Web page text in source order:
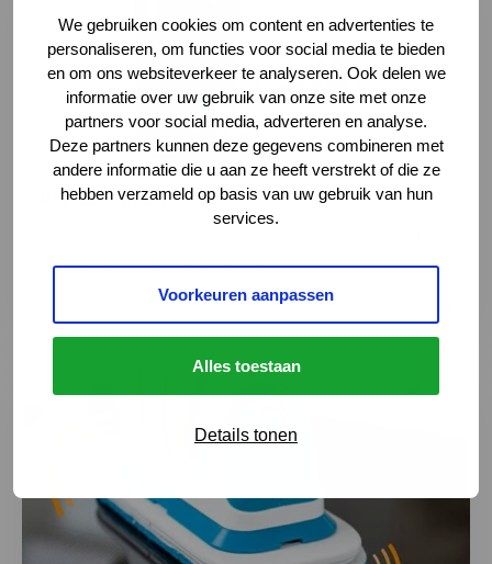
We gebruiken cookies om content en advertenties te
personaliseren, om functies voor social media te bieden
en om ons websiteverkeer te analyseren. Ook delen we
informatie over uw gebruik van onze site met onze
partners voor social media, adverteren en analyse.
Deze partners kunnen deze gegevens combineren met
andere informatie die u aan ze heeft verstrekt of die ze
hebben verzameld op basis van uw gebruik van hun
services.
Voorkeuren aanpassen
Alles toestaan
Details tonen
Voerautomaat
hiermee een stuk makkelijker.
Lees meer over Lichtgewicht accuschrobber